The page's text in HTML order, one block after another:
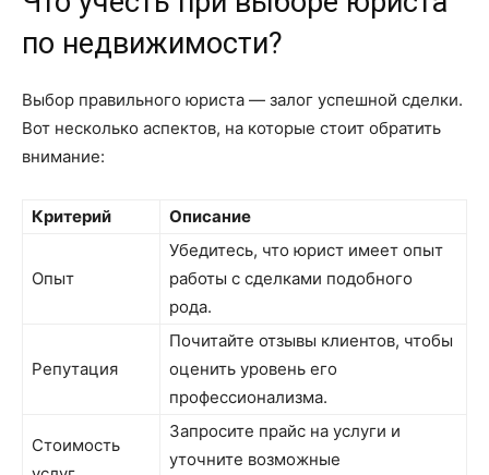
по недвижимости?
Выбор правильного юриста — залог успешной сделки.
Вот несколько аспектов, на которые стоит обратить
внимание:
Критерий Описание
Опыт
Убедитесь, что юрист имеет опыт
работы с сделками подобного
рода.
Репутация
Почитайте отзывы клиентов, чтобы
оценить уровень его
профессионализма.
Стоимость
Запросите прайс на услуги и
уточните возможные